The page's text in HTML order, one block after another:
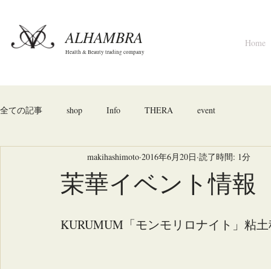
ALHAMBRA
Health & Beauty trading company
Home
全ての記事 shop Info THERA event
茉華イベント情報
makihashimoto 2016年6月20日 読了時間: 1分
KURUMUM「モンモリロナイト」粘